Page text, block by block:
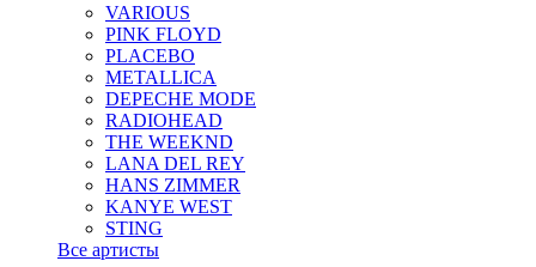
VARIOUS
PINK FLOYD
PLACEBO
METALLICA
DEPECHE MODE
RADIOHEAD
THE WEEKND
LANA DEL REY
HANS ZIMMER
KANYE WEST
STING
Все артисты